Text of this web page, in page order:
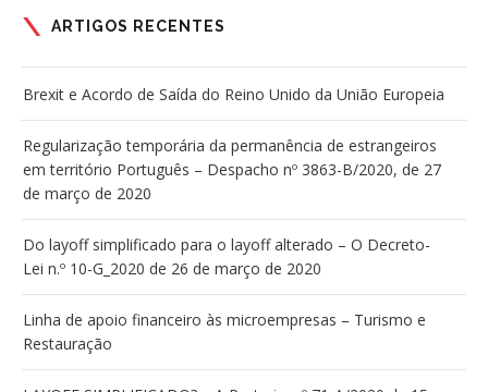
ARTIGOS RECENTES
Brexit e Acordo de Saída do Reino Unido da União Europeia
Regularização temporária da permanência de estrangeiros
em território Português – Despacho nº 3863-B/2020, de 27
de março de 2020
Do layoff simplificado para o layoff alterado – O Decreto-
Lei n.º 10-G_2020 de 26 de março de 2020
Linha de apoio financeiro às microempresas – Turismo e
Restauração